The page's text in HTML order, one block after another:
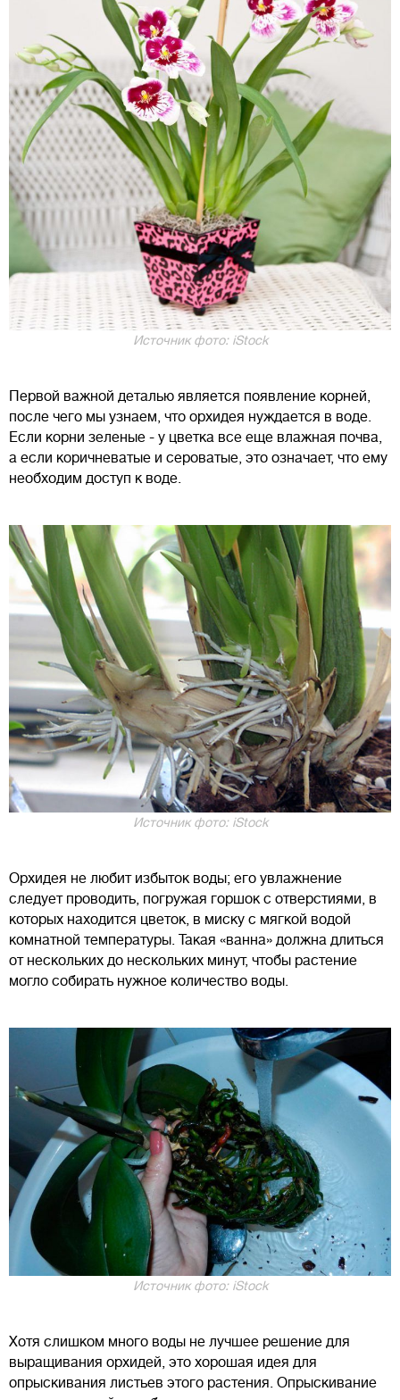
Источник фото: iStock
Первой важной деталью является появление корней,
после чего мы узнаем, что орхидея нуждается в воде.
Если корни зеленые - у цветка все еще влажная почва,
а если коричневатые и сероватые, это означает, что ему
необходим доступ к воде.
Источник фото: iStock
Орхидея не любит избыток воды; его увлажнение
следует проводить, погружая горшок с отверстиями, в
которых находится цветок, в миску с мягкой водой
комнатной температуры. Такая «ванна» должна длиться
от нескольких до нескольких минут, чтобы растение
могло собирать нужное количество воды.
Источник фото: iStock
Хотя слишком много воды не лучшее решение для
выращивания орхидей, это хорошая идея для
опрыскивания листьев этого растения. Опрыскивание